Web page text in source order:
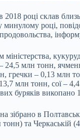
2018 році склав
році,
продовольства,
міністерства,
24,5 млн тонн,
гречки – 0,13 млн
млн тонн, сої –
их буряків викопано
зібрано в
та Черкаській